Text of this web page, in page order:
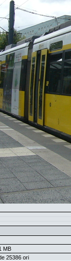
MB
25386 ori